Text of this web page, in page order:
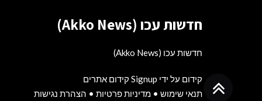
חדשות עכו (Akko News)
חדשות עכו (Akko News)
קידום על ידי Signup קידום אתרים
תנאי שימוש • מדיניות פרטיות • הצהרת נגישות
גלילה